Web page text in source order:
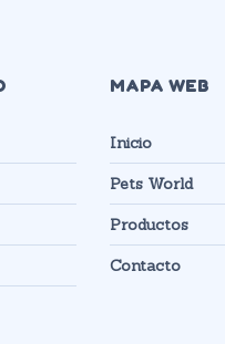
MAPA WEB
Inicio
Pets World
Productos
Contacto